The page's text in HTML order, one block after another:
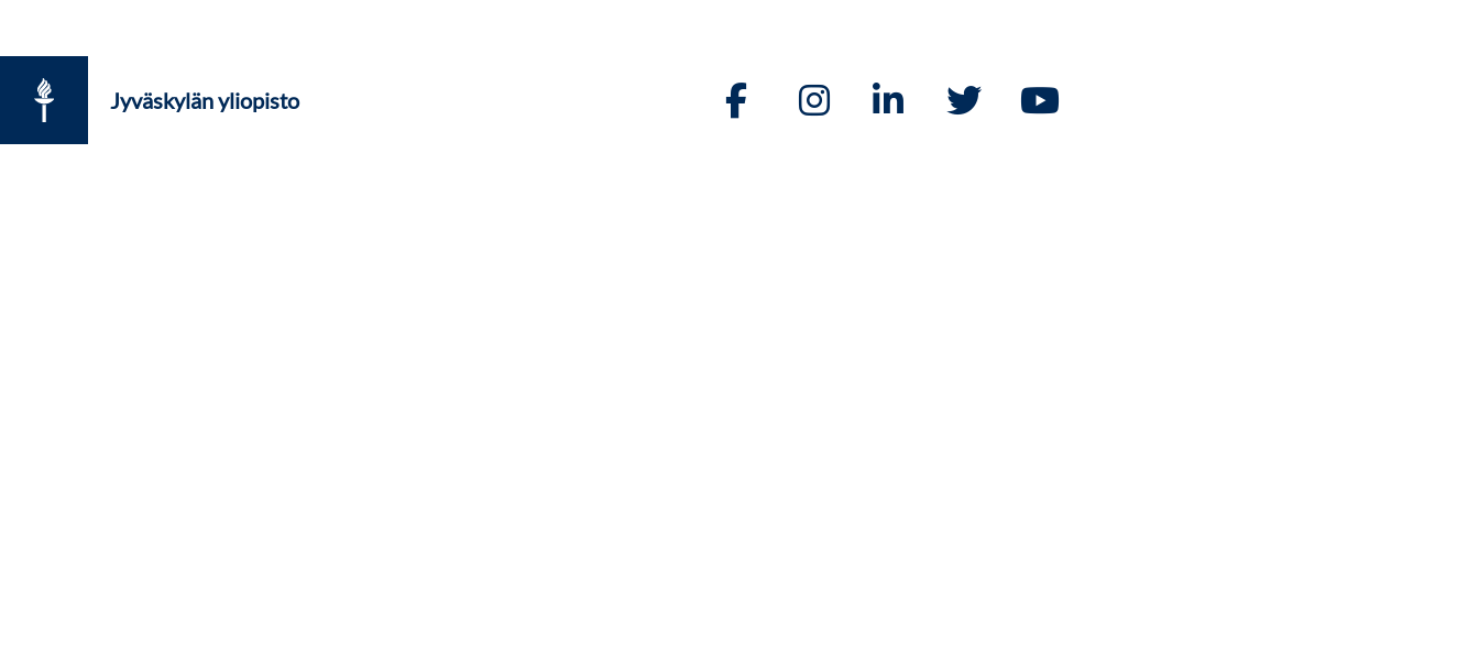
Jyväskylän yliopisto